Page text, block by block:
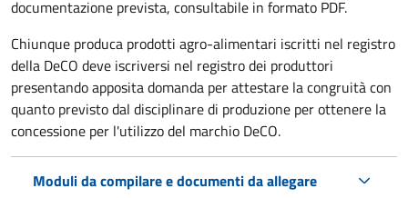
documentazione prevista, consultabile in formato PDF.
Chiunque produca prodotti agro-alimentari iscritti nel registro
della DeCO deve iscriversi nel registro dei produttori
presentando apposita domanda per attestare la congruità con
quanto previsto dal disciplinare di produzione per ottenere la
concessione per l'utilizzo del marchio DeCO.
Moduli da compilare e documenti da allegare